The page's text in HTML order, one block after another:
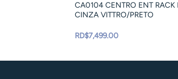
CA0104 CENTRO ENT RACK
CINZA VITTRO/PRETO
RD$7,499.00